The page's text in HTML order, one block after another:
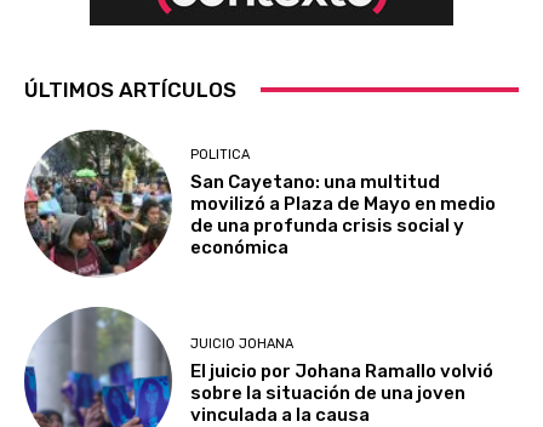
ÚLTIMOS ARTÍCULOS
POLITICA
San Cayetano: una multitud
movilizó a Plaza de Mayo en medio
de una profunda crisis social y
económica
JUICIO JOHANA
El juicio por Johana Ramallo volvió
sobre la situación de una joven
vinculada a la causa